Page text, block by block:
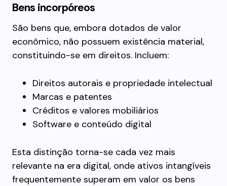
Bens incorpóreos
São bens que, embora dotados de valor
econômico, não possuem existência material,
constituindo-se em direitos. Incluem:
Direitos autorais e propriedade intelectual
Marcas e patentes
Créditos e valores mobiliários
Software e conteúdo digital
Esta distinção torna-se cada vez mais
relevante na era digital, onde ativos intangíveis
frequentemente superam em valor os bens